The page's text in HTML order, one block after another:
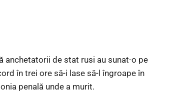
anchetatorii de stat rusi au sunat-o pe
în trei ore să-i lase să-l îngroape în
penală unde a murit.